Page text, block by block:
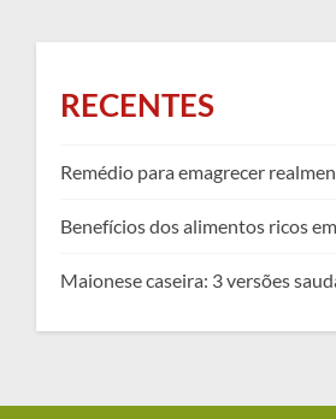
RECENTES
Remédio para emagrecer
Benefícios dos alimentos ricos
Maionese caseira: 3 versões